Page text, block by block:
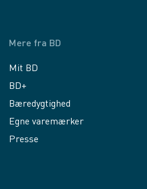
Mere fra BD
Mit BD
BD+
Bæredygtighed
Egne varemærker
Presse